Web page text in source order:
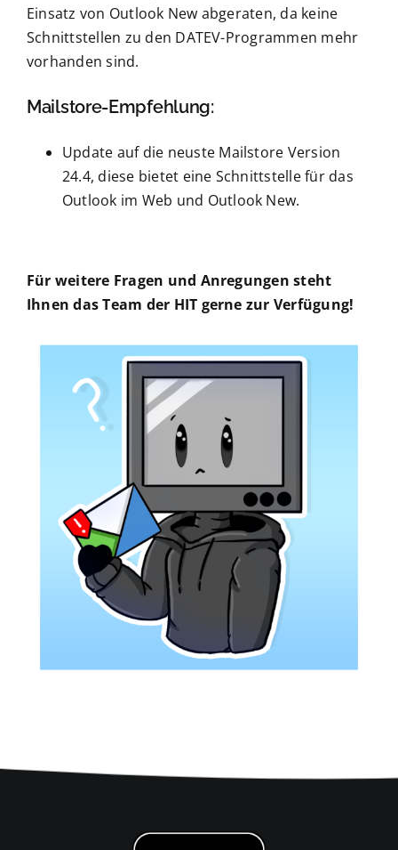
Einsatz von Outlook New abgeraten, da keine
Schnittstellen zu den DATEV-Programmen mehr
vorhanden sind.
Mailstore-Empfehlung:
Update auf die neuste Mailstore Version
24.4, diese bietet eine Schnittstelle für das
Outlook im Web und Outlook New.
Für weitere Fragen und Anregungen steht
Ihnen das Team der HIT gerne zur Verfügung!